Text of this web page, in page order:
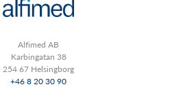
Alfimed AB
Karbingatan 38
254 67 Helsingborg
+46 8 20 30 90